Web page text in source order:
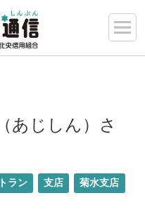
あじしん）さ
ラン 支店 菊水支店